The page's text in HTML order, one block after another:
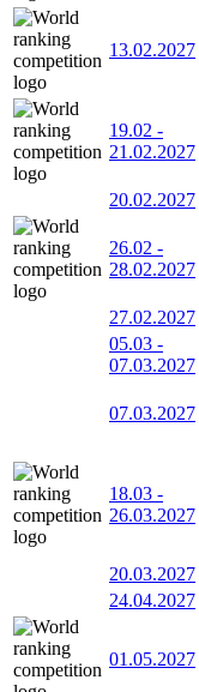
13.02.2027
19.02 -
21.02.2027
20.02.2027
26.02 -
28.02.2027
27.02.2027
05.03 -
07.03.2027
07.03.2027
18.03 -
26.03.2027
20.03.2027
24.04.2027
01.05.2027